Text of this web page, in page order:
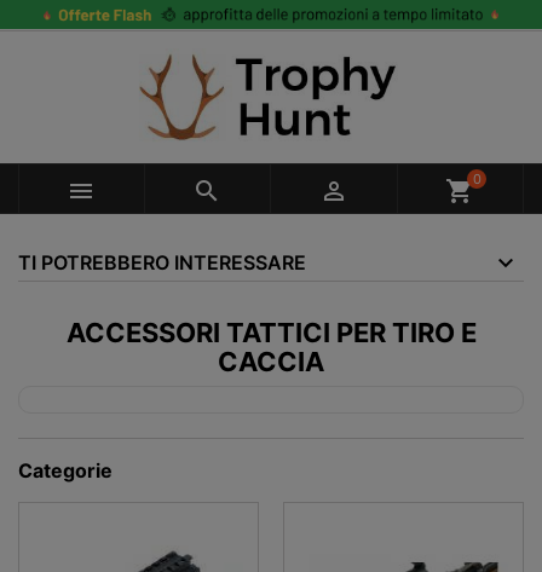
   shopping_cart0
TI POTREBBERO INTERESSARE
ACCESSORI TATTICI PER TIRO E
CACCIA
Categorie